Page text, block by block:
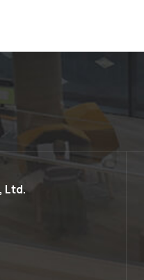
Ltd.